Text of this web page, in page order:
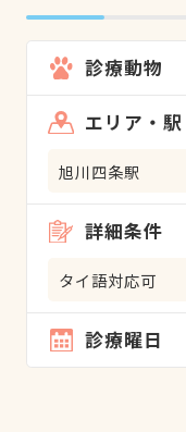
診療動物
エリア・駅
旭川四条駅
詳細条件
タイ語対応可
診療曜日